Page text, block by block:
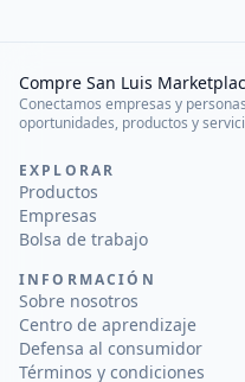
Compre San Luis
Conectamos empresas y
oportunidades, productos y
EXPLORAR
Productos
Empresas
Bolsa de trabajo
INFORMACIÓN
Sobre nosotros
Centro de aprendizaje
Defensa al consumidor
Términos y condiciones